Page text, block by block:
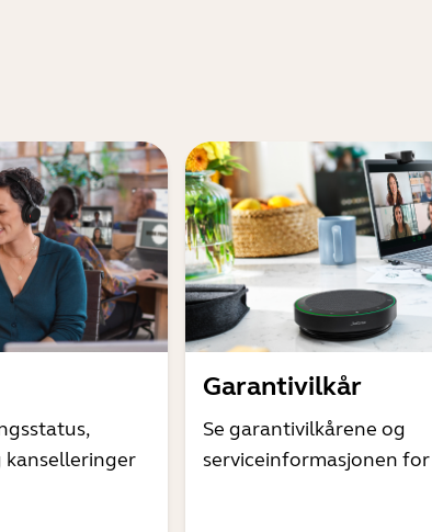
kanselleringer
Garantivilkår
Se garantivilkårene og
serviceinformasjonen